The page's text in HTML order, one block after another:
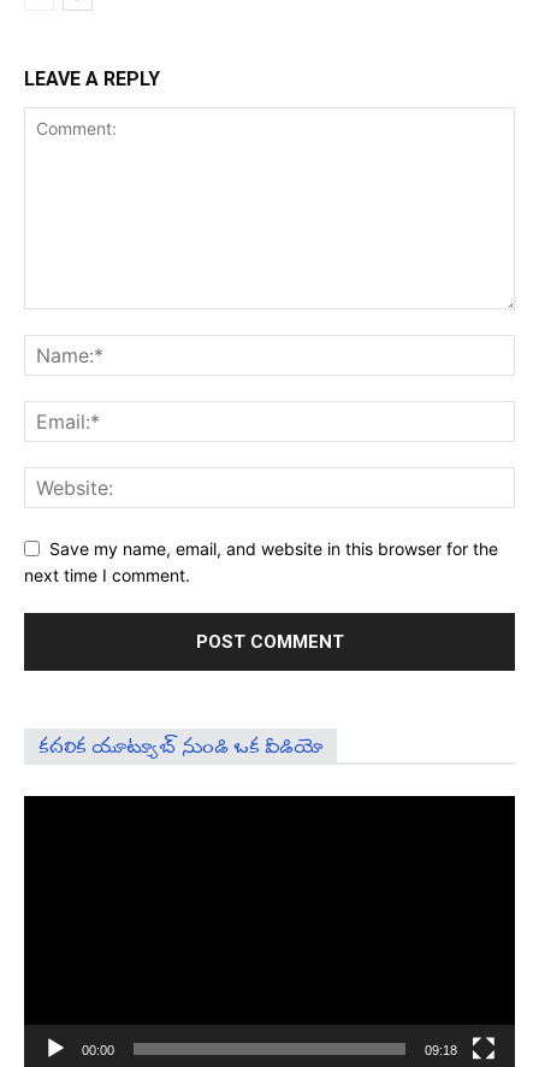
LEAVE A REPLY
Save my name, email, and website in this browser for the
next time I comment.
కదలిక యూట్యూబ్ నుండి ఒక వీడియో
00:00 09:18